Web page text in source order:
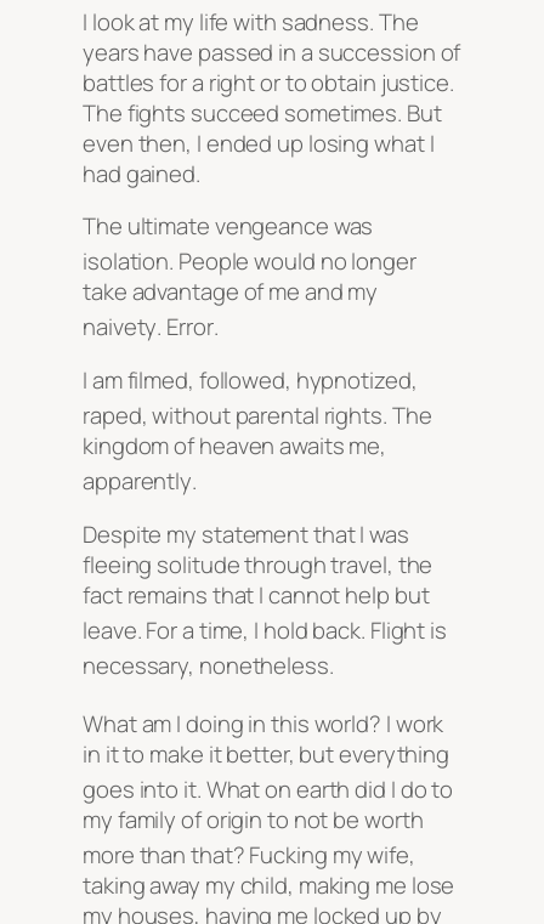
I look at my life with sadness. The
years have passed in a succession of
battles for a right or to obtain justice.
The fights succeed sometimes. But
even then, I ended up losing what I
had gained.
The ultimate vengeance was
isolation. People would no longer
take advantage of me and my
naivety. Error.
I am filmed, followed, hypnotized,
raped, without parental rights. The
kingdom of heaven awaits me,
apparently.
Despite my statement that I was
fleeing solitude through travel, the
fact remains that I cannot help but
leave. For a time, I hold back. Flight is
necessary, nonetheless.
What am I doing in this world? I work
in it to make it better, but everything
goes into it. What on earth did I do to
my family of origin to not be worth
more than that?Fucking my wife,
taking away my child, making me lose
my houses, having me locked up by